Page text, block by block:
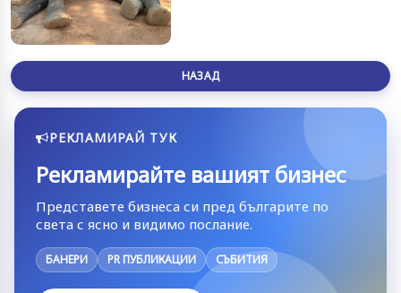
НАЗАД
РЕКЛАМИРАЙ ТУК
Рекламирайте вашият бизнес
Представете бизнеса си пред българите по
света с ясно и видимо послание.
БАНЕРИ PR ПУБЛИКАЦИИ СЪБИТИЯ